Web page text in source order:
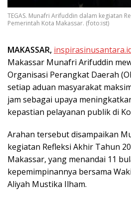
TEGAS. Munafri Arifuddin dalam kegiatan
Pemerintah Kota Makassar. (foto:ist)
MAKASSAR,
Makassar Munafri Arifuddin
Organisasi Perangkat Daerah
setiap aduan masyarakat
jam sebagai upaya
kepastian pelayanan publik di
Arahan tersebut disampaikan
kegiatan Refleksi Akhir Tahun
Makassar, yang menandai 11
kepemimpinannya bersama
Aliyah Mustika Ilham.